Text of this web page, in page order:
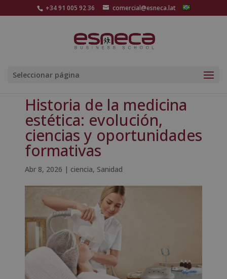
+34 91 005 92 36 comercial@esneca.lat
Seleccionar página
Historia de la medicina
estética: evolución,
ciencias y oportunidades
formativas
Abr 8, 2026 | ciencia, Sanidad